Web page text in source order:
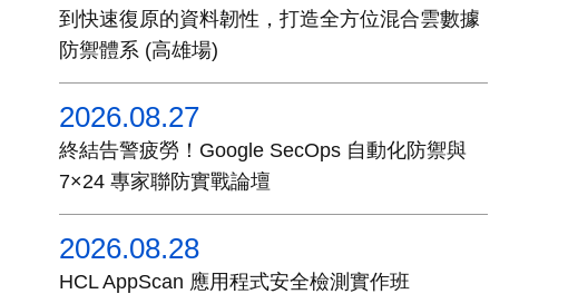
到快速復原的資料韌性，打造全方位混合雲數據
防禦體系 (高雄場)
2026.08.27
終結告警疲勞！Google SecOps 自動化防禦與
7×24 專家聯防實戰論壇
2026.08.28
HCL AppScan 應用程式安全檢測實作班